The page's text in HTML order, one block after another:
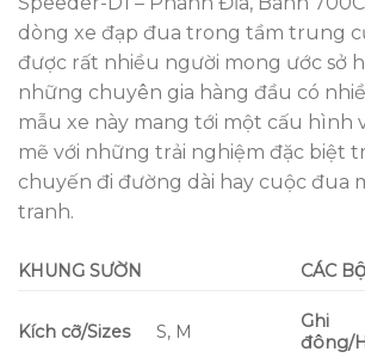
dòng xe đạp đua trong tầm trung
được rất nhiều người mong ước sở
những chuyên gia hàng đầu có
mẫu xe này mang tới một cấu hình
mẽ với những trải nghiệm đặc biệt
chuyến đi đường dài hay cuộc đua
tranh.
KHUNG SƯỜN CÁC
Kích cỡ/Sizes S, M
Ghi
đông/